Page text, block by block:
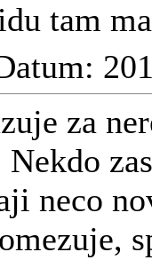
tam
za
neco